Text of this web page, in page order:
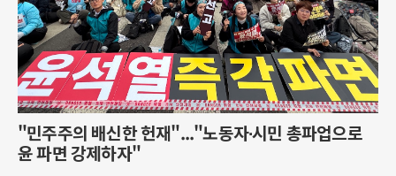
"민주주의 배신한 헌재"..."노동자∙시민 총파업으로
윤 파면 강제하자"